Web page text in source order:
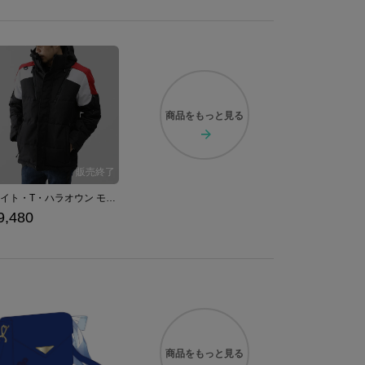
フェイト・T・ハラオウン モデル ブルゾン 魔法少女リリカルなのは Detonation
商品を もっと見る
商品を もっと見る